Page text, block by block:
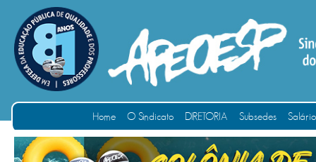
Home O Sindicato DIRETORIA Subsedes